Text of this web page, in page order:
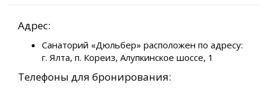
Адрес:
Санаторий «Дюльбер» расположен по адресу:
г. Ялта, п. Кореиз, Алупкинское шоссе, 1
Телефоны для бронирования: